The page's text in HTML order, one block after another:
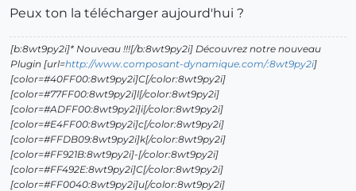
Peux ton la télécharger aujourd'hui ?
[b:8wt9py2i]* Nouveau !!![/b:8wt9py2i] Découvrez notre nouveau
Plugin [url=http://www.composant-dynamique.com/:8wt9py2i]
[color=#40FF00:8wt9py2i]C[/color:8wt9py2i]
[color=#77FF00:8wt9py2i]l[/color:8wt9py2i]
[color=#ADFF00:8wt9py2i]i[/color:8wt9py2i]
[color=#E4FF00:8wt9py2i]c[/color:8wt9py2i]
[color=#FFDB09:8wt9py2i]k[/color:8wt9py2i]
[color=#FF921B:8wt9py2i]-[/color:8wt9py2i]
[color=#FF492E:8wt9py2i]C[/color:8wt9py2i]
[color=#FF0040:8wt9py2i]u[/color:8wt9py2i]